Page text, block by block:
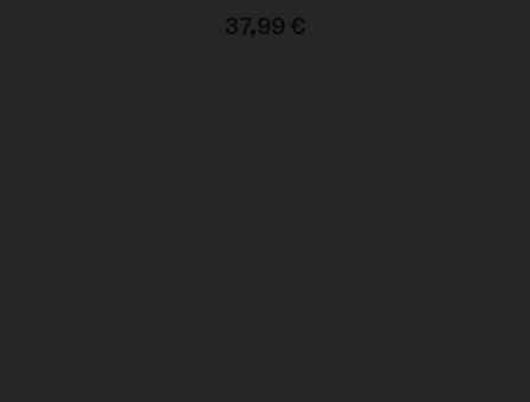
37,99 €